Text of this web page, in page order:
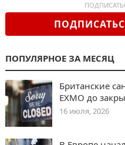
ПОПУЛЯРНОЕ ЗА МЕСЯЦ
Британские
EXMO до
16 июля, 2026